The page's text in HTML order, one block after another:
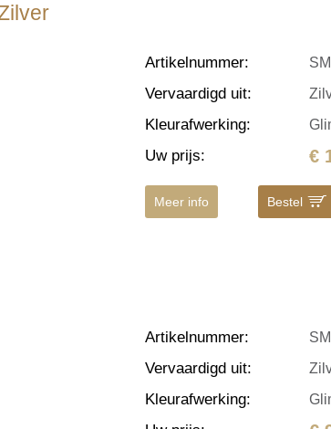
Artikelnummer:
Vervaardigd uit:
Kleurafwerking:
Uw prijs: €
Meer info Bestel
Artikelnummer:
Vervaardigd uit:
Kleurafwerking: